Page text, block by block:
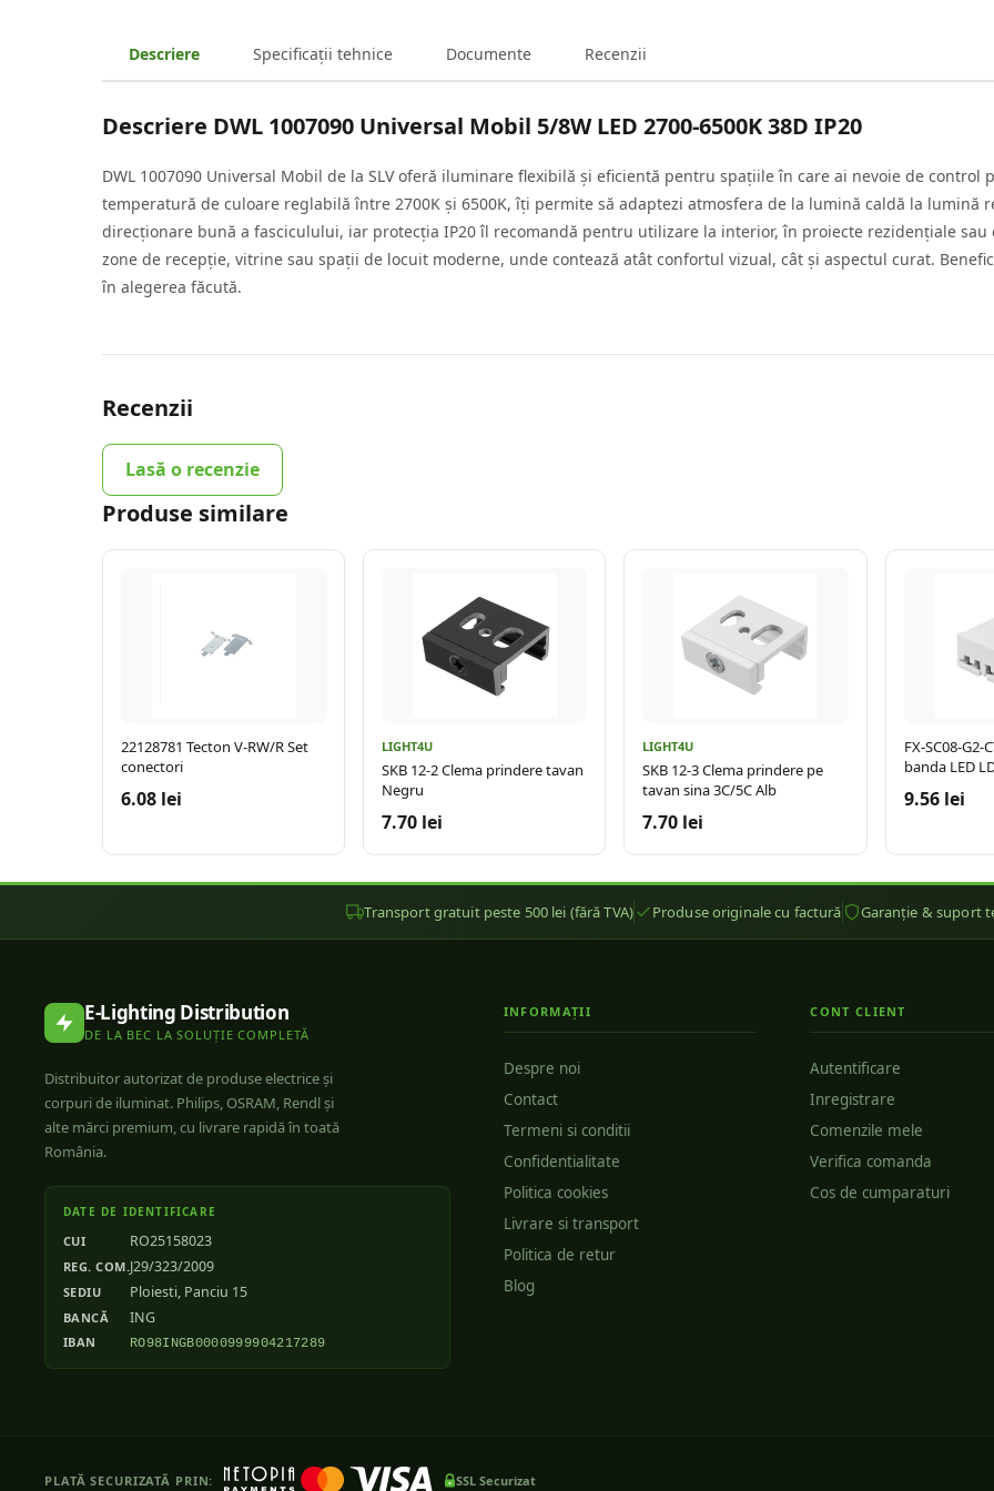
Descriere Specificații tehnice Documente Recenzii
Descriere DWL 1007090 Universal Mobil 5/8W LED 2700-6500K 38D IP20
DWL 1007090 Universal Mobil de la SLV oferă iluminare flexibilă și eficientă pentru spațiile în care ai nevoie de control
temperatură de culoare reglabilă între 2700K și 6500K, îți permite să adaptezi atmosfera de la lumină caldă la lumină
direcționare bună a fasciculului, iar protecția IP20 îl recomandă pentru utilizare la interior, în proiecte rezidențiale
zone de recepție, vitrine sau spații de locuit moderne, unde contează atât confortul vizual, cât și aspectul curat.
în alegerea făcută.
Recenzii
Lasă o recenzie
Produse similare
22128781 Tecton V-RW/R Set
conectori
6.08 lei
LIGHT4U
SKB 12-2 Clema prindere tavan
Negru
7.70 lei
LIGHT4U
SKB 12-3 Clema prindere pe
tavan sina 3C/5C Alb
7.70 lei
FX-SC08-G2-
banda LED
9.56 lei
Transport gratuit peste 500 lei (fără TVA) Produse originale cu factură Garanție & suport
E-Lighting Distribution
DE LA BEC LA SOLUȚIE COMPLETĂ
Distribuitor autorizat de produse electrice și
corpuri de iluminat. Philips, OSRAM, Rendl și
alte mărci premium, cu livrare rapidă în toată
România.
DATE DE IDENTIFICARE
CUI RO25158023
REG. COM.J29/323/2009
SEDIU Ploiesti, Panciu 15
BANCĂ ING
IBAN RO98INGB0000999904217289
INFORMAȚII
Despre noi
Contact
Termeni si conditii
Confidentialitate
Politica cookies
Livrare si transport
Politica de retur
Blog
CONT CLIENT
Autentificare
Inregistrare
Comenzile mele
Verifica comanda
Cos de cumparaturi
PLATĂ SECURIZATĂ PRIN: SSL Securizat